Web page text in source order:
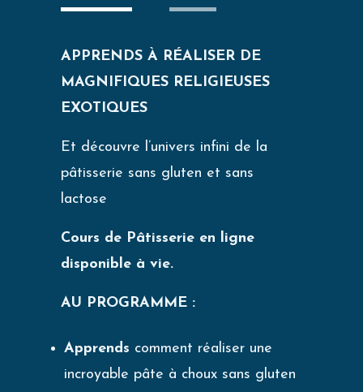
APPRENDS À RÉALISER DE
MAGNIFIQUES RELIGIEUSES
EXOTIQUES
Et découvre l’univers infini de la
pâtisserie sans gluten et sans
lactose
Cours de Pâtisserie en ligne
disponible à vie.
AU PROGRAMME :
Apprends comment réaliser une
incroyable pâte à choux sans gluten